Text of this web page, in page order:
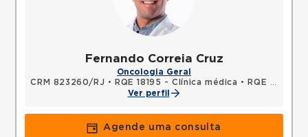
Fernando Correia Cruz
Oncologia Geral
CRM 823260/RJ • RQE 18195 - Clínica médica •
RQE 20554 - Oncologia clínica
Ver perfil
Agende uma consulta